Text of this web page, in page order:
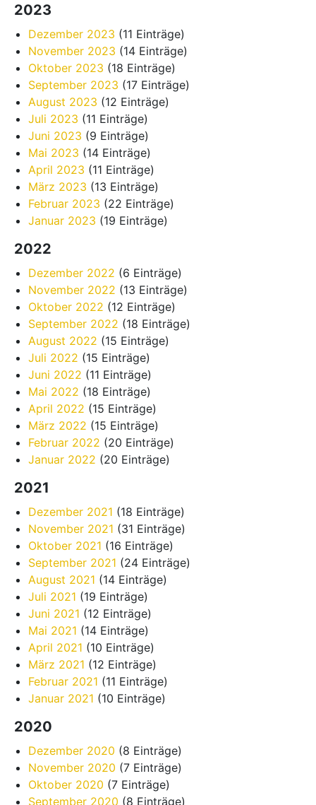
2023
Dezember 2023 (11 Einträge)
November 2023 (14 Einträge)
Oktober 2023 (18 Einträge)
September 2023 (17 Einträge)
August 2023 (12 Einträge)
Juli 2023 (11 Einträge)
Juni 2023 (9 Einträge)
Mai 2023 (14 Einträge)
April 2023 (11 Einträge)
März 2023 (13 Einträge)
Februar 2023 (22 Einträge)
Januar 2023 (19 Einträge)
2022
Dezember 2022 (6 Einträge)
November 2022 (13 Einträge)
Oktober 2022 (12 Einträge)
September 2022 (18 Einträge)
August 2022 (15 Einträge)
Juli 2022 (15 Einträge)
Juni 2022 (11 Einträge)
Mai 2022 (18 Einträge)
April 2022 (15 Einträge)
März 2022 (15 Einträge)
Februar 2022 (20 Einträge)
Januar 2022 (20 Einträge)
2021
Dezember 2021 (18 Einträge)
November 2021 (31 Einträge)
Oktober 2021 (16 Einträge)
September 2021 (24 Einträge)
August 2021 (14 Einträge)
Juli 2021 (19 Einträge)
Juni 2021 (12 Einträge)
Mai 2021 (14 Einträge)
April 2021 (10 Einträge)
März 2021 (12 Einträge)
Februar 2021 (11 Einträge)
Januar 2021 (10 Einträge)
2020
Dezember 2020 (8 Einträge)
November 2020 (7 Einträge)
Oktober 2020 (7 Einträge)
September 2020 (8 Einträge)